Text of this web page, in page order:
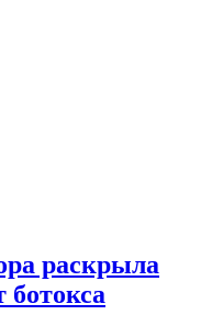
раскрыла
ботокса